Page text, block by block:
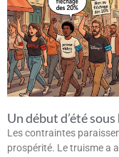
Un début d’été
Les contraintes
prospérité. Le truisme a